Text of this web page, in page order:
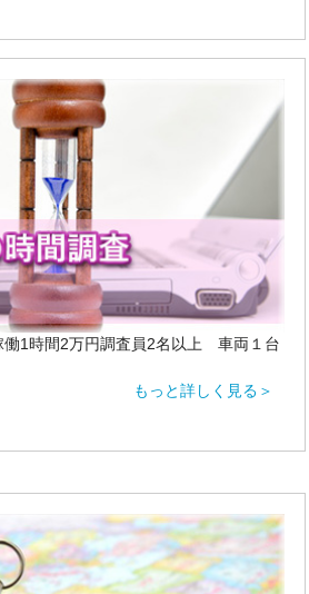
働1時間2万円調査員2名以上 車両１台
もっと詳しく見る＞